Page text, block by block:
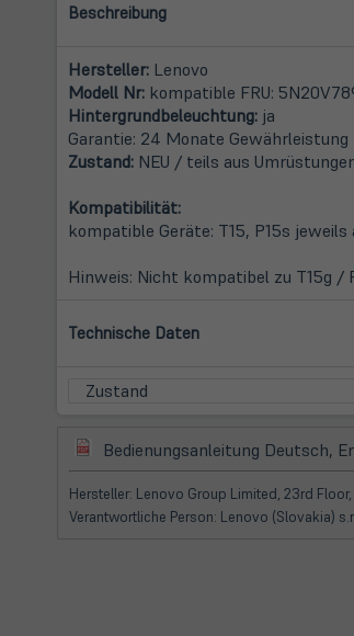
Beschreibung
Hersteller: Lenovo
Modell Nr: kompatible FRU:
Hintergrundbeleuchtung: ja
Garantie: 24 Monate Gewährleistung
Zustand: NEU / teils aus
Kompatibilität:
kompatible Geräte: T15, P15s jeweils
Hinweis: Nicht kompatibel zu T15g /
Technische Daten
Zustand
(öffnet
in
neuem
Tab)
Bedienungsanleitung Deutsch,
Hersteller: Lenovo Group Limited, 23rd
Verantwortliche Person: Lenovo (Slovakia)